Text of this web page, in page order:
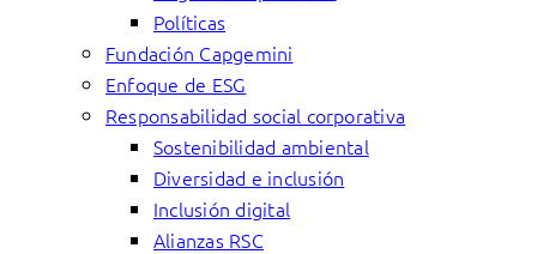
Políticas
Fundación Capgemini
Enfoque de ESG
Responsabilidad social corporativa
Sostenibilidad ambiental
Diversidad e inclusión
Inclusión digital
Alianzas RSC